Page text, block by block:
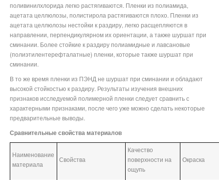
поливинилхлорида легко растягиваются. Пленки из полиамида,
ацетата целлюлозы, полистирола растягиваются плохо. Пленки из
ацетата целлюлозы нестойки к раздиру, легко расщепляются в
направлении, перпендикулярном их ориентации, а также шуршат при
сминании. Более стойкие к раздиру полиамидные и лавсановые
(полиэтилентерефталатные) пленки, которые также шуршат при
сминании.
В то же время пленки из ПЭНД не шуршат при сминании и обладают
высокой стойкостью к раздиру. Результаты изучения внешних
признаков исследуемой полимерной пленки следует сравнить с
характерными признаками, после чего уже можно сделать некоторые
предварительные выводы.
Сравнительные свойства материалов
Наименование
материала
Свойства
Качество
поверхности на
ощупь
Окраска